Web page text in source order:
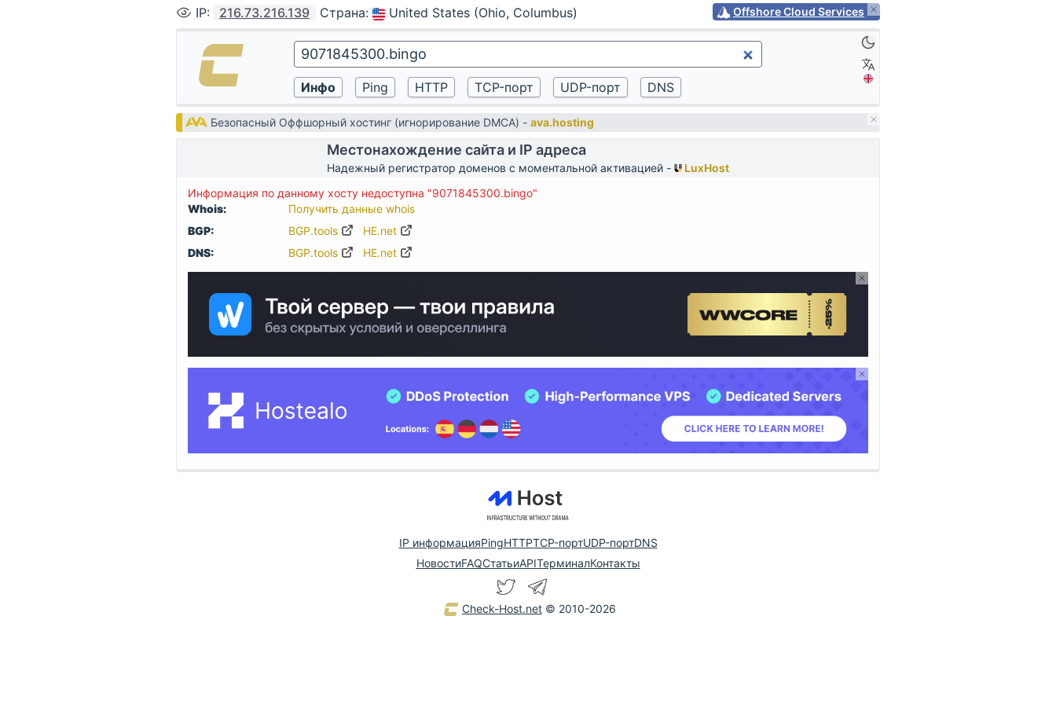
IP: 216.73.216.139 Страна: United States (Ohio, Columbus) Offshore Cloud Services
Безопасный Оффшорный хостинг (игнорирование DMCA) -ava.hosting
Местонахождение сайта и IP адреса
Надежный регистратор доменов с моментальной активацией -
LuxHost
Информация по данному хосту недоступна "9071845300.bingo"
Whois:
Получить данные whois
BGP:
BGP.tools
HE.net
DNS:
BGP.tools HE.net
IP информацияPingHTTPTCP-портUDP-портDNS
НовостиFAQСтатьиAPIТерминалКонтакты
Check-Host.net © 2010-2026